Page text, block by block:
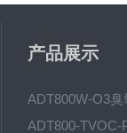
产品展示